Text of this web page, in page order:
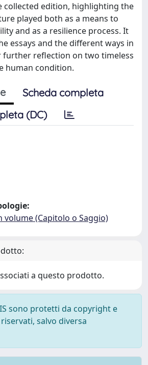
edition, highlighting the
played both as a means to
and as a resilience process. It
essays and the different ways in
further reflection on two timeless
human condition.
Scheda completa
(DC)
volume (Capitolo o Saggio)
a questo prodotto.
sono protetti da copyright e
salvo diversa